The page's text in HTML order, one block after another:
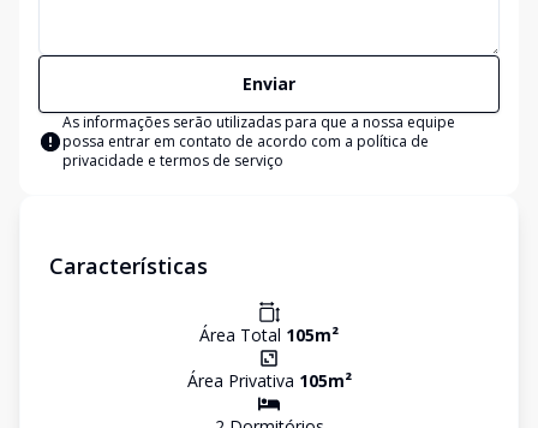
Enviar
As informações serão utilizadas para que a nossa equipe
possa entrar em contato de acordo com a política de
privacidade e termos de serviço
Características
Área Total 105m²
Área Privativa 105m²